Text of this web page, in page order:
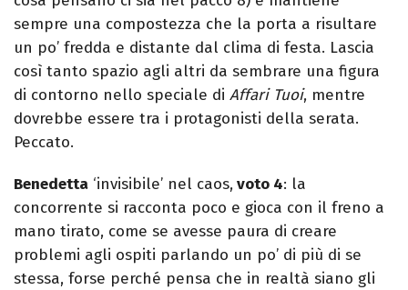
sempre una compostezza che la porta a risultare
un po’ fredda e distante dal clima di festa. Lascia
così tanto spazio agli altri da sembrare una figura
di contorno nello speciale di Affari Tuoi, mentre
dovrebbe essere tra i protagonisti della serata.
Peccato.
Benedetta ‘invisibile’ nel caos, voto 4: la
concorrente si racconta poco e gioca con il freno a
mano tirato, come se avesse paura di creare
problemi agli ospiti parlando un po’ di più di se
stessa, forse perché pensa che in realtà siano gli